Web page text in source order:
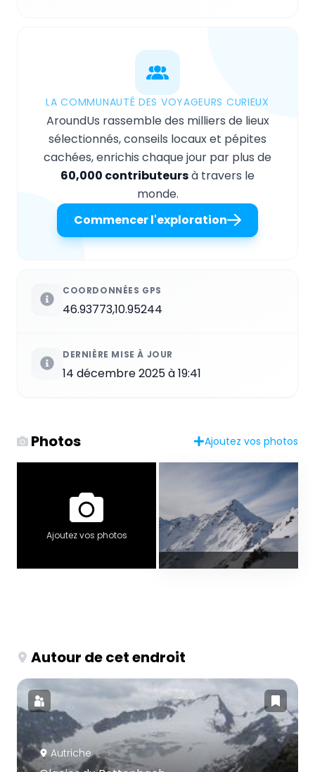
LA COMMUNAUTÉ DES VOYAGEURS CURIEUX
AroundUs rassemble des milliers de lieux
sélectionnés, conseils locaux et pépites
cachées, enrichis chaque jour par plus de
60,000 contributeursà travers le
monde.
Commencer l'exploration
COORDONNÉES GPS
46.93773,10.95244
DERNIÈRE MISE À JOUR
14 décembre 2025 à 19:41
Photos Ajoutez vos photos
Ajoutez vos photos
Autour de cet endroit
Autriche